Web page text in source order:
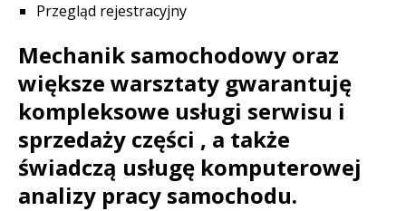
Przegląd rejestracyjny
Mechanik samochodowy oraz
większe warsztaty gwarantuję
kompleksowe usługi serwisu i
sprzedaży części , a także
świadczą usługę komputerowej
analizy pracy samochodu.